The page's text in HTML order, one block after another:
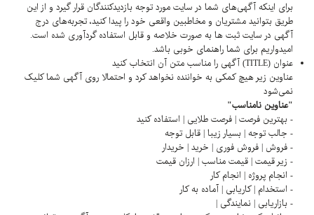
برای اینکه آگهی‌های شما در سایت مورد توجه بازدیدکنندگان قرار گیرد و از این
طریق بتوانید مشتریان و مخاطبین واقعی خود را پیدا کنید، تجربه‌های درج
آگهی در سایت ثبت ها به صورت خلاصه و قابل استفاده گردآوری شده است.
امیدواریم برای شما راهنمای خوبی باشد.
عنوان (TITLE) آگهی را مناسب متن آن انتخاب کنید
عناوین زیر هیچ کمکی به خواننده نخواهد کرد و احتمالا روی آگهی شما کلیک
نمی‌شود
"عناوین نامناسب"
- بهترین فرصت | فرصت طلایی | استفاده کنید
- جالب توجه | بسیار زیبا | قابل توجه
- فروش | فروش فوری | خرید | خریدار
- زیر قیمت | قیمت مناسب | ارزان قیمت
- انجام پروژه | انجام کار
- استخدام | کاریابی | آماده به کار
- بازاریابی | نمایندگی |